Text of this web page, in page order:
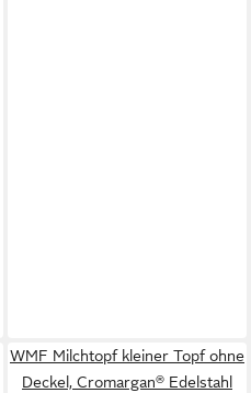
WMF Milchtopf kleiner Topf ohne
Deckel, Cromargan® Edelstahl